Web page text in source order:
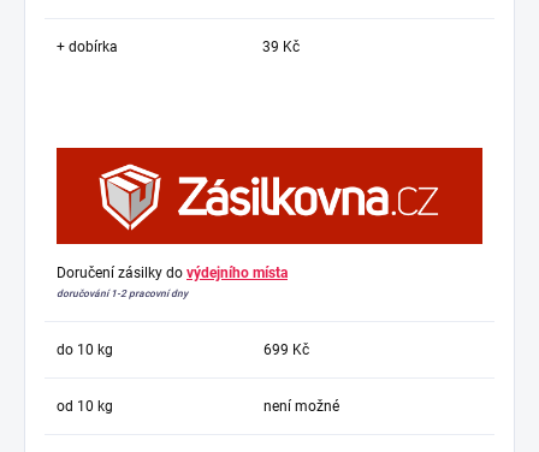
+ dobírka 39 Kč
Doručení zásilky do výdejního místa
doručování 1-2 pracovní dny
do 10 kg 699 Kč
od 10 kg není možné